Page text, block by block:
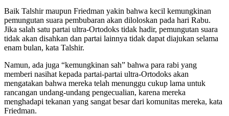
Baik Talshir maupun Friedman yakin bahwa kecil kemungkinan
pemungutan suara pembubaran akan diloloskan pada hari Rabu.
Jika salah satu partai ultra-Ortodoks tidak hadir, pemungutan suara
tidak akan disahkan dan partai lainnya tidak dapat diajukan selama
enam bulan, kata Talshir.
Namun, ada juga “kemungkinan sah” bahwa para rabi yang
memberi nasihat kepada partai-partai ultra-Ortodoks akan
mengatakan bahwa mereka telah menunggu cukup lama untuk
rancangan undang-undang pengecualian, karena mereka
menghadapi tekanan yang sangat besar dari komunitas mereka, kata
Friedman.